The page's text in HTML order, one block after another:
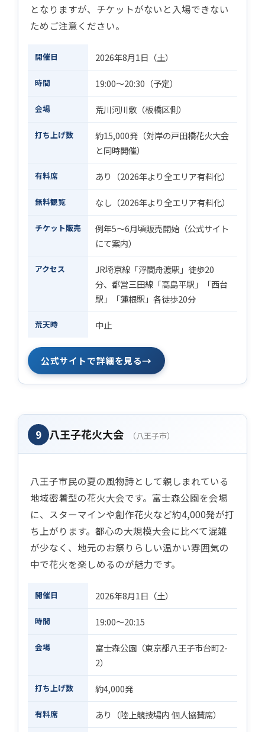
となりますが、チケットがないと入場できない
ためご注意ください。
開催日 2026年8月1日（土）
時間 19:00〜20:30（予定）
会場 荒川河川敷（板橋区側）
打ち上げ数
約15,000発（対岸の戸田橋花火大会
と同時開催）
有料席 あり（2026年より全エリア有料化）
無料観覧 なし（2026年より全エリア有料化）
チケット販売
例年5〜6月頃販売開始（公式サイト
にて案内）
アクセス
JR埼京線「浮間舟渡駅」徒歩20
分、都営三田線「高島平駅」「西台
駅」「蓮根駅」各徒歩20分
荒天時 中止
公式サイトで詳細を見る→
9 八王子花火大会 （八王子市）
八王子市民の夏の風物詩として親しまれている
地域密着型の花火大会です。富士森公園を会場
に、スターマインや創作花火など約4,000発が打
ち上がります。都心の大規模大会に比べて混雑
が少なく、地元のお祭りらしい温かい雰囲気の
中で花火を楽しめるのが魅力です。
開催日 2026年8月1日（土）
時間 19:00〜20:15
会場
富士森公園（東京都八王子市台町2-
2）
打ち上げ数 約4,000発
有料席 あり（陸上競技場内 個人協賛席）